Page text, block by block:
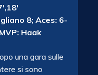
8; Aces: 6-
Haak
una gara sulle
si sono